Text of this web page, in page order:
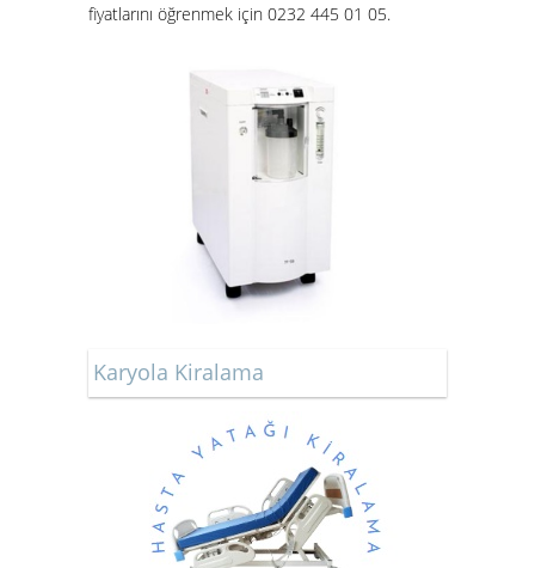
fiyatlarını öğrenmek için 0232 445 01 05.
Karyola Kiralama